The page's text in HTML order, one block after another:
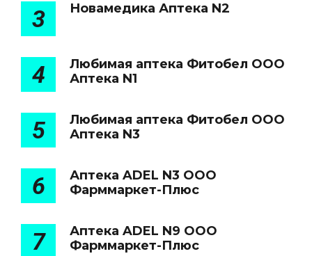
3 Новамедика Аптека N2
4
Любимая аптека Фитобел ООО
Аптека N1
5
Любимая аптека Фитобел ООО
Аптека N3
6
Аптека ADEL N3 ООО
Фарммаркет-Плюс
7
Аптека ADEL N9 ООО
Фарммаркет-Плюс